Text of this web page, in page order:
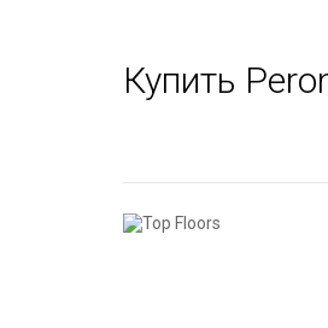
Купить